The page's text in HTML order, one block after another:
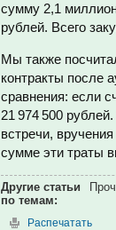
сумму 2,1
рублей. Всего
Мы также
контракты после
сравнения: если
21 974 500
встречи,
сумме эти траты
Другие статьи
по темам:
Распечатать